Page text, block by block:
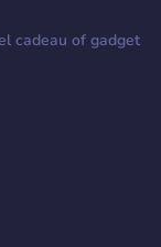
cadeau of gadget